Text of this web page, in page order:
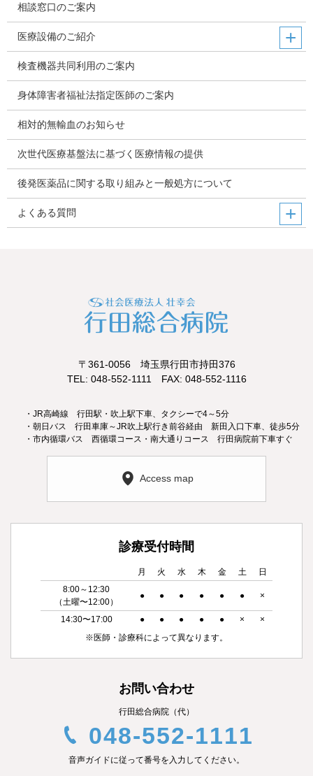
相談窓口のご案内
医療設備のご紹介
検査機器共同利用のご案内
身体障害者福祉法指定医師のご案内
相対的無輸血のお知らせ
次世代医療基盤法に基づく医療情報の提供
後発医薬品に関する取り組みと一般処方について
よくある質問
〒361-0056 埼玉県行田市持田376
TEL: 048-552-1111 FAX: 048-552-1116
・JR高崎線 行田駅・吹上駅下車、タクシーで4～5分
・朝日バス 行田車庫～JR吹上駅行き前谷経由 新田入口下車、徒歩5分
・市内循環バス 西循環コース・南大通りコース 行田病院前下車すぐ
Access map
診療受付時間
月 火 水 木 金 土
日
8:00～12:30
（土曜〜12:00）
● ● ● ● ● ● ×
14:30〜17:00 ● ● ● ● ● ×
×
※医師・診療科によって異なります。
お問い合わせ
行田総合病院（代）
048-552-1111
音声ガイドに従って番号を入力してください。